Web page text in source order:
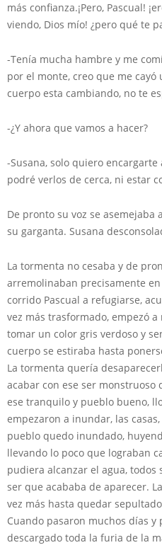
más confianza.¡Pero, Pascual!
viendo, Dios mío! ¿pero qué te
-Tenía mucha hambre y me
por el monte, creo que me
cuerpo esta cambiando, no te
-¿Y ahora que vamos a hacer?
-Susana, solo quiero encargarte
podré verlos de cerca, ni estar
De pronto su voz se
su garganta. Susana
La tormenta no cesaba y de
arremolinaban precisamente
corrido Pascual a refugiarse,
vez más trasformado, empezó
tomar un color gris verdoso y
cuerpo se estiraba hasta
La tormenta quería
acabar con ese ser monstruoso
ese tranquilo y pueblo bueno,
empezaron a inundar, las
pueblo quedo inundado,
llevando lo poco que lograban
pudiera alcanzar el agua,
ser que acababa de aparecer.
vez más hasta quedar
Cuando pasaron muchos días y
descargado toda la furia de la